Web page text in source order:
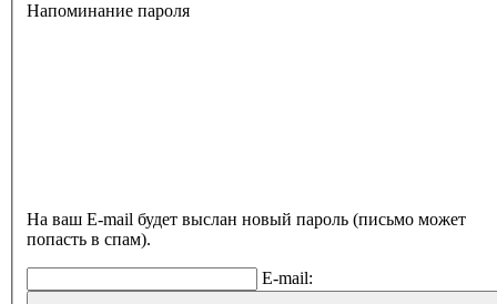
Напоминание пароля
На ваш E-mail будет выслан новый пароль (письмо может
попасть в спам).
E-mail: